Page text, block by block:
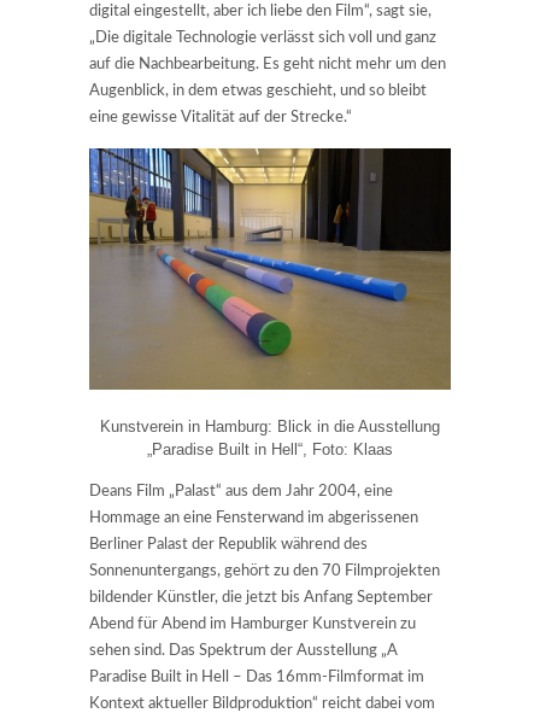
digital eingestellt, aber ich liebe den Film“, sagt sie,
„Die digitale Technologie verlässt sich voll und ganz
auf die Nachbearbeitung. Es geht nicht mehr um den
Augenblick, in dem etwas geschieht, und so bleibt
eine gewisse Vitalität auf der Strecke.“
Kunstverein in Hamburg: Blick in die Ausstellung
„Paradise Built in Hell“, Foto: Klaas
Deans Film „Palast“ aus dem Jahr 2004, eine
Hommage an eine Fensterwand im abgerissenen
Berliner Palast der Republik während des
Sonnenuntergangs, gehört zu den 70 Filmprojekten
bildender Künstler, die jetzt bis Anfang September
Abend für Abend im Hamburger Kunstverein zu
sehen sind. Das Spektrum der Ausstellung „A
Paradise Built in Hell – Das 16mm-Filmformat im
Kontext aktueller Bildproduktion“ reicht dabei vom